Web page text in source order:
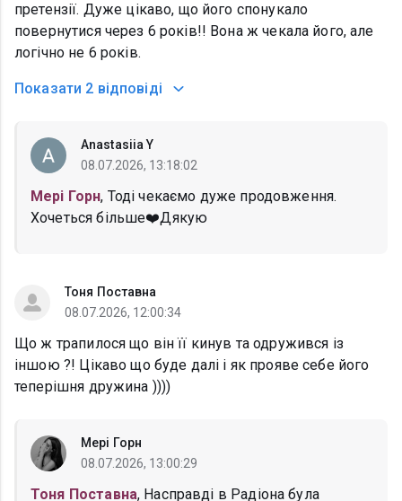
претензії. Дуже цікаво, що його спонукало
повернутися через 6 років!! Вона ж чекала його, але
логічно не 6 років.
Показати 2 відповіді
Anastasiia Y
08.07.2026, 13:18:02
Мері Горн, Тоді чекаємо дуже продовження.
Хочеться більше❤️Дякую
Тоня Поставна
08.07.2026, 12:00:34
Що ж трапилося що він її кинув та одружився із
іншою ?! Цікаво що буде далі і як прояве себе його
теперішня дружина ))))
Мері Горн
08.07.2026, 13:00:29
Тоня Поставна, Насправді в Радіона була